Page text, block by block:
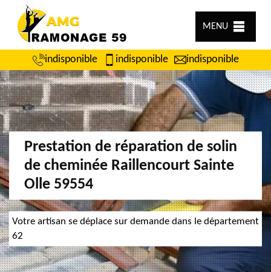
MENU
indisponible indisponible indisponible
Prestation de réparation de solin
de cheminée Raillencourt Sainte
Olle 59554
Votre artisan se déplace sur demande dans le département
62